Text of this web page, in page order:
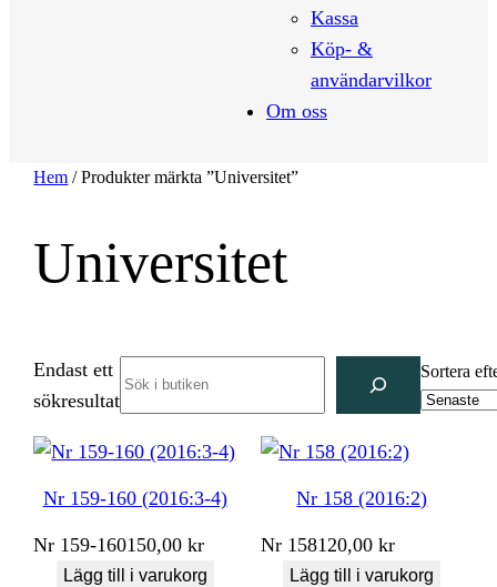
Kassa
Köp- &
användarvilkor
Om oss
Hem / Produkter märkta ”Universitet”
Universitet
Endast ett
sökresultat
Sortera
Nr 159-160 (2016:3-4)
Nr 159-160150,00kr
Lägg till i varukorg
Nr 158 (2016:2)
Nr 158120,00kr
Lägg till i varukorg